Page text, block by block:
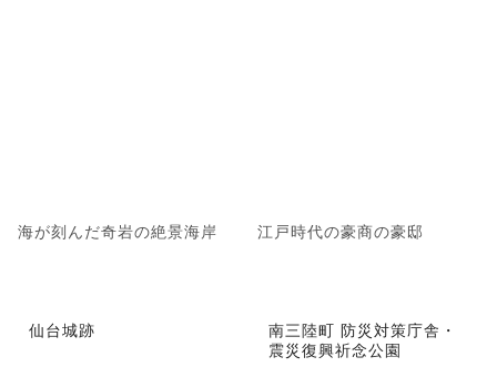
海が刻んだ奇岩の絶景海岸 江戸時代の豪商の豪邸
仙台城跡
南三陸町 防災対策庁舎・
震災復興祈念公園